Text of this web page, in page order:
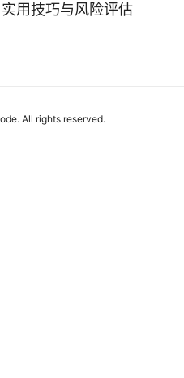
用技巧与风险评估
All rights reserved.